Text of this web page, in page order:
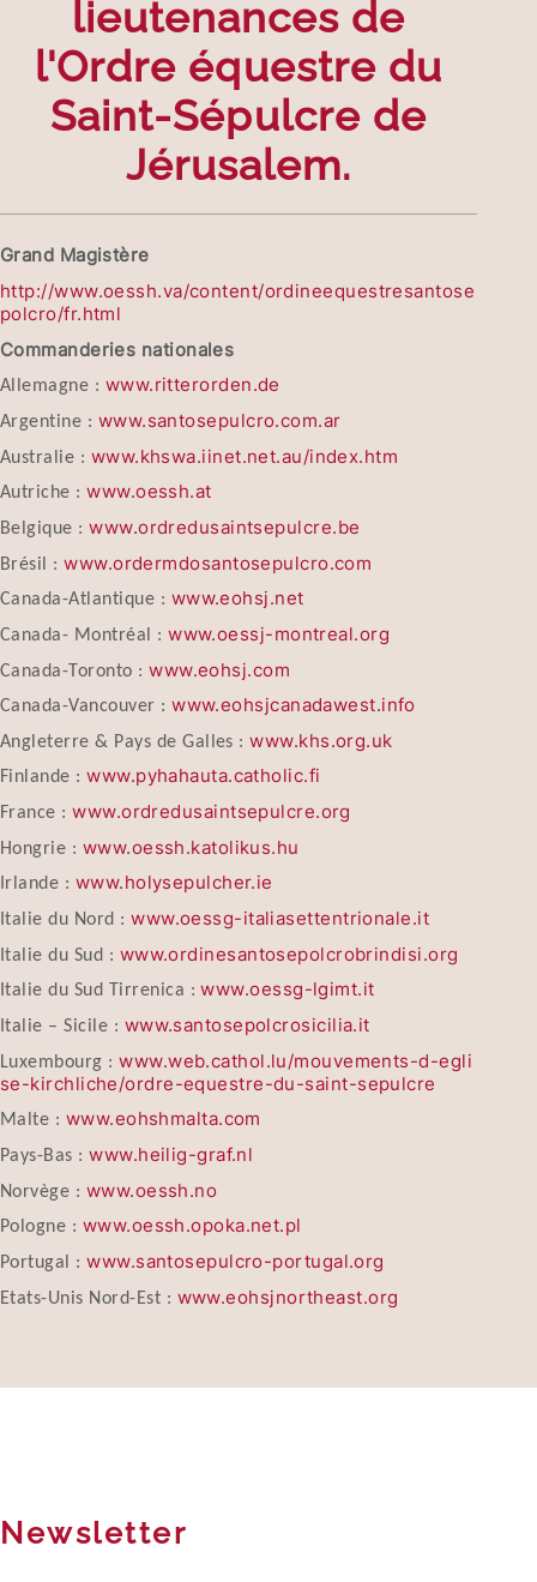
lieutenances de
l'Ordre équestre du
Saint-Sépulcre de
Jérusalem.
Grand Magistère
http://www.oessh.va/content/ordineequestresantose
polcro/fr.html
Commanderies nationales
Allemagne : www.ritterorden.de
Argentine : www.santosepulcro.com.ar
Australie : www.khswa.iinet.net.au/index.htm
Autriche :www.oessh.at
Belgique :www.ordredusaintsepulcre.be
Brésil :www.ordermdosantosepulcro.com
Canada-Atlantique : www.eohsj.net
Canada- Montréal :www.oessj-montreal.org
Canada-Toronto :www.eohsj.com
Canada-Vancouver :www.eohsjcanadawest.info
Angleterre & Pays de Galles :www.khs.org.uk
Finlande :www.pyhahauta.catholic.fi
France :www.ordredusaintsepulcre.org
Hongrie : www.oessh.katolikus.hu
Irlande : www.holysepulcher.ie
Italie du Nord :www.oessg-italiasettentrionale.it
Italie du Sud : www.ordinesantosepolcrobrindisi.org
Italie du Sud Tirrenica :www.oessg-lgimt.it
Italie – Sicile : www.santosepolcrosicilia.it
Luxembourg :www.web.cathol.lu/mouvements-d-egli
se-kirchliche/ordre-equestre-du-saint-sepulcre
Malte : www.eohshmalta.com
Pays-Bas :www.heilig-graf.nl
Norvège : www.oessh.no
Pologne : www.oessh.opoka.net.pl
Portugal :www.santosepulcro-portugal.org
Etats-Unis Nord-Est : www.eohsjnortheast.org
Newsletter